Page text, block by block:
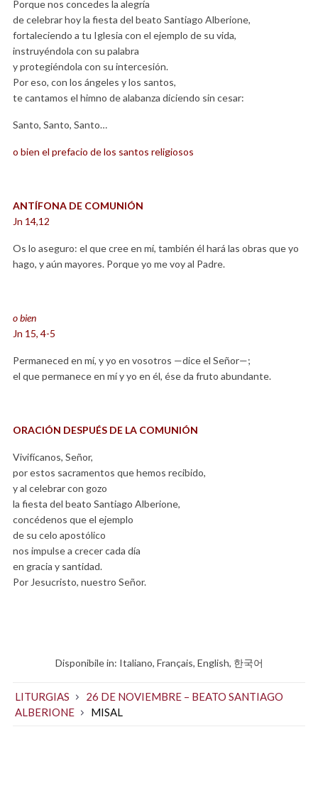
Porque nos concedes la alegría
de celebrar hoy la fiesta del beato Santiago Alberione,
fortaleciendo a tu Iglesia con el ejemplo de su vida,
instruyéndola con su palabra
y protegiéndola con su intercesión.
Por eso, con los ángeles y los santos,
te cantamos el himno de alabanza diciendo sin cesar:
Santo, Santo, Santo…
o bien el prefacio de los santos religiosos
ANTÍFONA DE COMUNIÓN
Jn 14,12
Os lo aseguro: el que cree en mí, también él hará las obras que yo
hago, y aún mayores. Porque yo me voy al Padre.
o bien
Jn 15, 4-5
Permaneced en mí, y yo en vosotros —dice el Señor—;
el que permanece en mí y yo en él, ése da fruto abundante.
ORACIÓN DESPUÉS DE LA COMUNIÓN
Vivifícanos, Señor,
por estos sacramentos que hemos recibido,
y al celebrar con gozo
la fiesta del beato Santiago Alberione,
concédenos que el ejemplo
de su celo apostólico
nos impulse a crecer cada día
en gracia y santidad.
Por Jesucristo, nuestro Señor.
Disponibile in: Italiano Français English 한국어
LITURGIAS
26 DE NOVIEMBRE – BEATO SANTIAGO
ALBERIONE
MISAL